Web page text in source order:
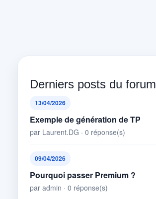
Derniers posts du forum
13/04/2026
Exemple de génération de TP
par Laurent.DG · 0 réponse(s)
09/04/2026
Pourquoi passer Premium ?
par admin · 0 réponse(s)